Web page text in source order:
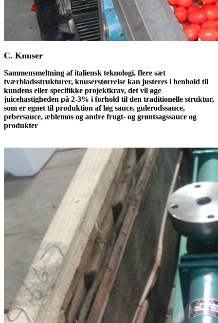
C. Knuser
Sammensmeltning af italiensk teknologi, flere sæt
tværbladsstrukturer, knuserstørrelse kan justeres i henhold til
kundens eller specifikke projektkrav, det vil øge
juicehastigheden på 2-3% i forhold til den traditionelle struktur,
som er egnet til produktion af løg sauce, gulerodssauce,
pebersauce, æblemos og andre frugt- og grøntsagssauce og
produkter